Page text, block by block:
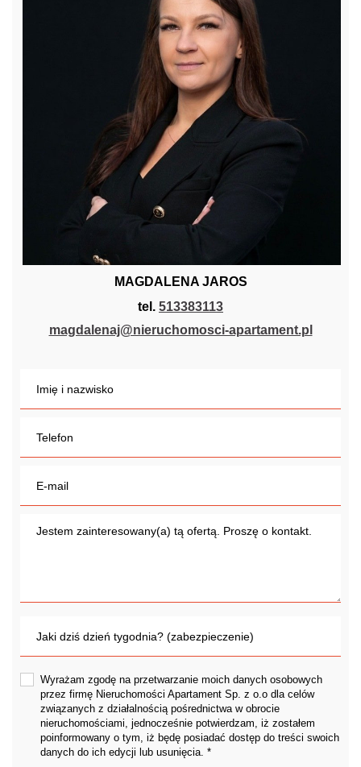
MAGDALENA JAROS
tel. 513383113
magdalenaj@nieruchomosci-apartament.pl
Wyrażam zgodę na przetwarzanie moich danych osobowych
przez firmę Nieruchomości Apartament Sp. z o.o dla celów
związanych z działalnością pośrednictwa w obrocie
nieruchomościami, jednocześnie potwierdzam, iż zostałem
poinformowany o tym, iż będę posiadać dostęp do treści swoich
danych do ich edycji lub usunięcia. *